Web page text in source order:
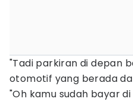
"Tadi parkiran di depan
otomotif yang berada
"Oh kamu sudah bayar